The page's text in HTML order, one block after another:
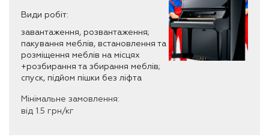
Види робіт:
завантаження, розвантаження;
пакування меблів, встановлення та
розміщення меблів на місцях
+розбирання та збирання меблів;
спуск, підйом пішки без ліфта
Мінімальне замовлення:
від 1.5 грн/кг